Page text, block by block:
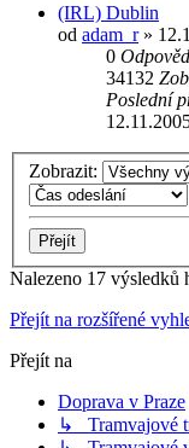
(IRL) Dublin
od adam_r»
0
34132
Poslední
Zobrazit:
Nalezeno 17 výsledků
Přejít na rozšířené
Přejít na
Doprava v Praze
↳ Tramvajové